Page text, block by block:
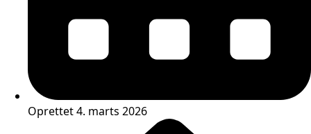
Oprettet 4. marts 2026